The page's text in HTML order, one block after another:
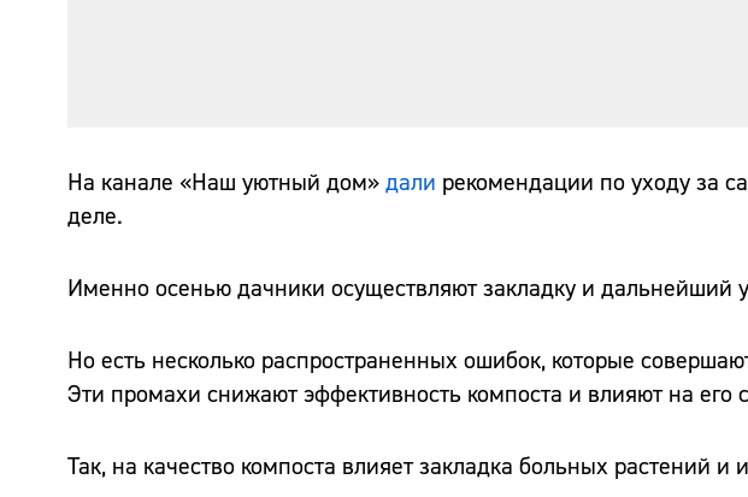
На канале «Наш уютный дом» дали рекомендации по уходу за
деле.
Именно осенью дачники осуществляют закладку и дальнейший
Но есть несколько распространенных ошибок, которые
Эти промахи снижают эффективность компоста и влияют на его
Так, на качество компоста влияет закладка больных растений